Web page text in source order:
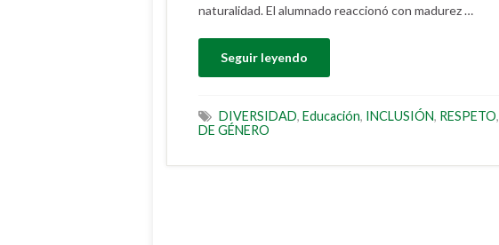
naturalidad. El alumnado reaccionó con madurez …
Seguir leyendo
DIVERSIDAD, Educación, INCLUSIÓN, RESPETO,
DE GÉNERO